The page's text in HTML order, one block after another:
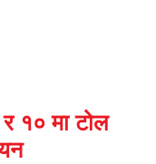
र १० मा टोल